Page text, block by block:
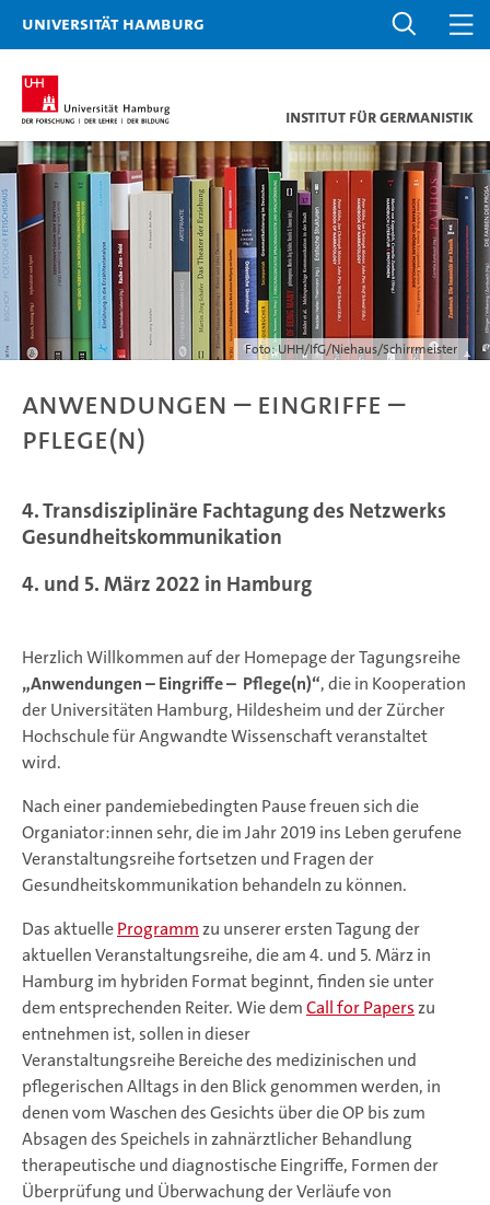
Universität Hamburg
Institut für Germanistik
Foto: UHH/IfG/Niehaus/Schirrmeister
Anwendungen – Eingriffe –
Pflege(n)
4. Transdisziplinäre Fachtagung des Netzwerks
Gesundheitskommunikation
4. und 5. März 2022 in Hamburg
Herzlich Willkommen auf der Homepage der Tagungsreihe
„Anwendungen – Eingriffe – Pflege(n)“, die in Kooperation
der Universitäten Hamburg, Hildesheim und der Zürcher
Hochschule für Angwandte Wissenschaft veranstaltet
wird.
Nach einer pandemiebedingten Pause freuen sich die
Organiator:innen sehr, die im Jahr 2019 ins Leben gerufene
Veranstaltungsreihe fortsetzen und Fragen der
Gesundheitskommunikation behandeln zu können.
Das aktuelleProgrammzu unserer ersten Tagung der
aktuellen Veranstaltungsreihe, die am 4. und 5. März in
Hamburg im hybriden Format beginnt, finden sie unter
dem entsprechenden Reiter. Wie demCall for Paperszu
entnehmen ist, sollen in dieser
Veranstaltungsreihe Bereiche des medizinischen und
pflegerischen Alltags in den Blick genommen werden, in
denen vom Waschen des Gesichts über die OP bis zum
Absagen des Speichels in zahnärztlicher Behandlung
therapeutische und diagnostische Eingriffe, Formen der
Überprüfung und Überwachung der Verläufe von